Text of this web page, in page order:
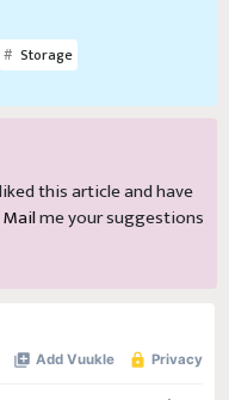
Storage
this article and have
Mailme your suggestions